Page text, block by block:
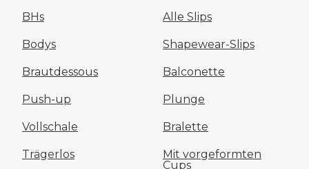
BHs Alle Slips
Bodys Shapewear-Slips
Brautdessous Balconette
Push-up Plunge
Vollschale Bralette
Trägerlos
Mit vorgeformten
Cups